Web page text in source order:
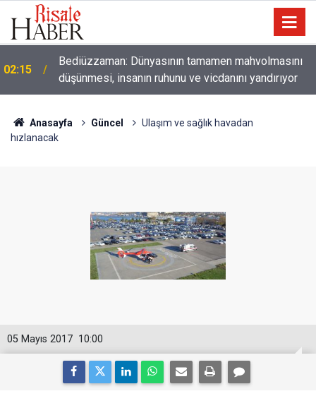
01:45 Paçalarını yerde sürünmeyecek şekilde yukarıda tut
Anasayfa Güncel
Ulaşım ve sağlık havadan
hızlanacak
10:00
05 Mayıs 2017